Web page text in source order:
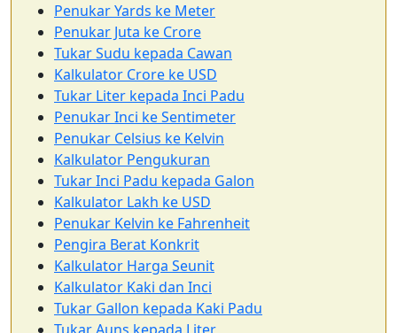
Penukar Yards ke Meter
Penukar Juta ke Crore
Tukar Sudu kepada Cawan
Kalkulator Crore ke USD
Tukar Liter kepada Inci Padu
Penukar Inci ke Sentimeter
Penukar Celsius ke Kelvin
Kalkulator Pengukuran
Tukar Inci Padu kepada Galon
Kalkulator Lakh ke USD
Penukar Kelvin ke Fahrenheit
Pengira Berat Konkrit
Kalkulator Harga Seunit
Kalkulator Kaki dan Inci
Tukar Gallon kepada Kaki Padu